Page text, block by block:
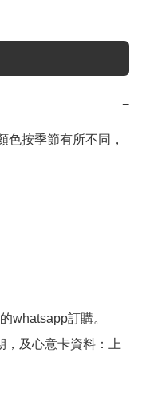
−
色按季節有所不同，
whatsapp訂購。
，及心意卡資料：上